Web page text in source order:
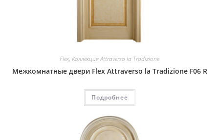
Flex, Коллекция Attraverso la Tradizione
Межкомнатные двери Flex Attraverso la Tradizione F06 R
Подробнее